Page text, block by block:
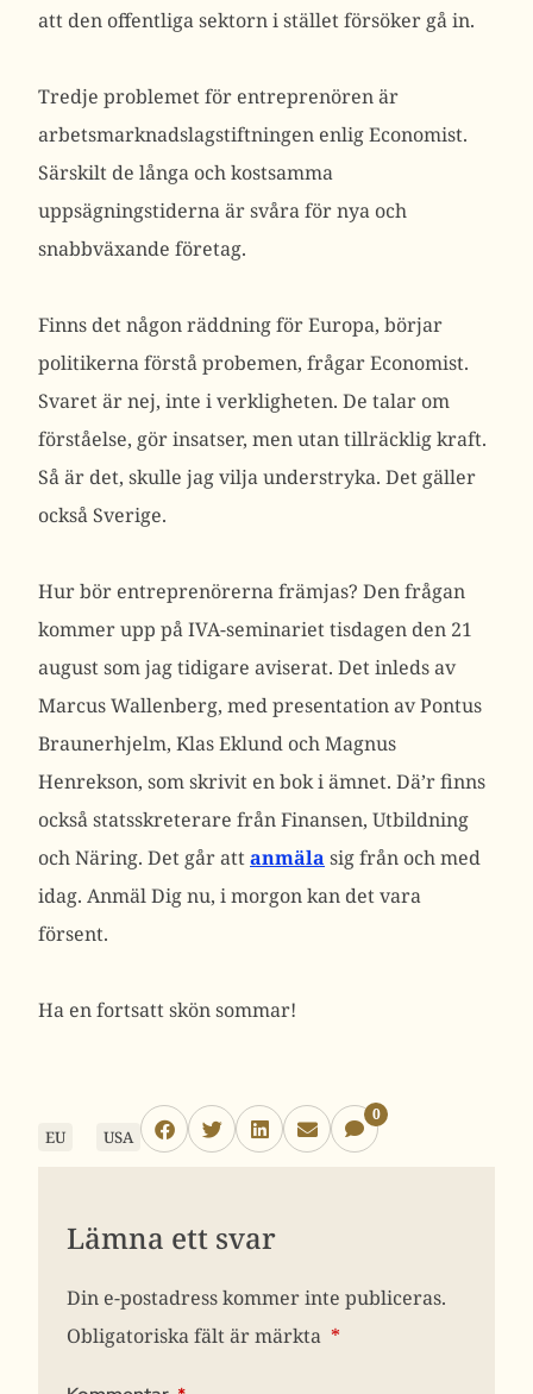
att den offentliga sektorn i stället försöker gå in.
Tredje problemet för entreprenören är
arbetsmarknadslagstiftningen enlig Economist.
Särskilt de långa och kostsamma
uppsägningstiderna är svåra för nya och
snabbväxande företag.
Finns det någon räddning för Europa, börjar
politikerna förstå probemen, frågar Economist.
Svaret är nej, inte i verkligheten. De talar om
förståelse, gör insatser, men utan tillräcklig kraft.
Så är det, skulle jag vilja understryka. Det gäller
också Sverige.
Hur bör entreprenörerna främjas? Den frågan
kommer upp på IVA-seminariet tisdagen den 21
august som jag tidigare aviserat. Det inleds av
Marcus Wallenberg, med presentation av Pontus
Braunerhjelm, Klas Eklund och Magnus
Henrekson, som skrivit en bok i ämnet. Dä’r finns
också statsskreterare från Finansen, Utbildning
och Näring. Det går attanmäla sig från och med
idag. Anmäl Dig nu, i morgon kan det vara
försent.
Ha en fortsatt skön sommar!
EU USA
0
Lämna ett svar
Din e-postadress kommer inte publiceras.
Obligatoriska fält är märkta *